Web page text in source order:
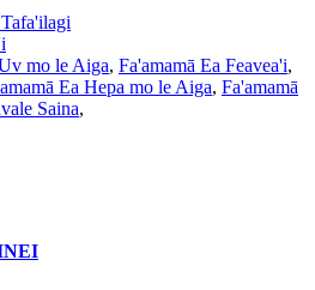
mo le Aiga, Fa'amamā Ea Feavea'i,
Ea Hepa mo le Aiga, Fa'amamā
Saina,